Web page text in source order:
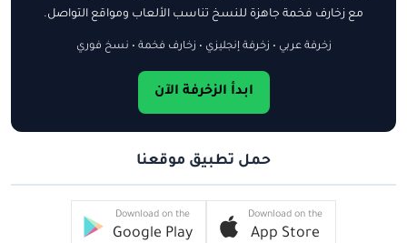
مع زخارف فخمة جاهزة للنسخ تناسب الألعاب ومواقع التواصل.
زخرفة عربي • زخرفة إنجليزي • زخارف فخمة • نسخ فوري
ابدأ الزخرفة الآن
حمل تطبيق موقعنا
Download on the
App Store
Download on the
Google Play